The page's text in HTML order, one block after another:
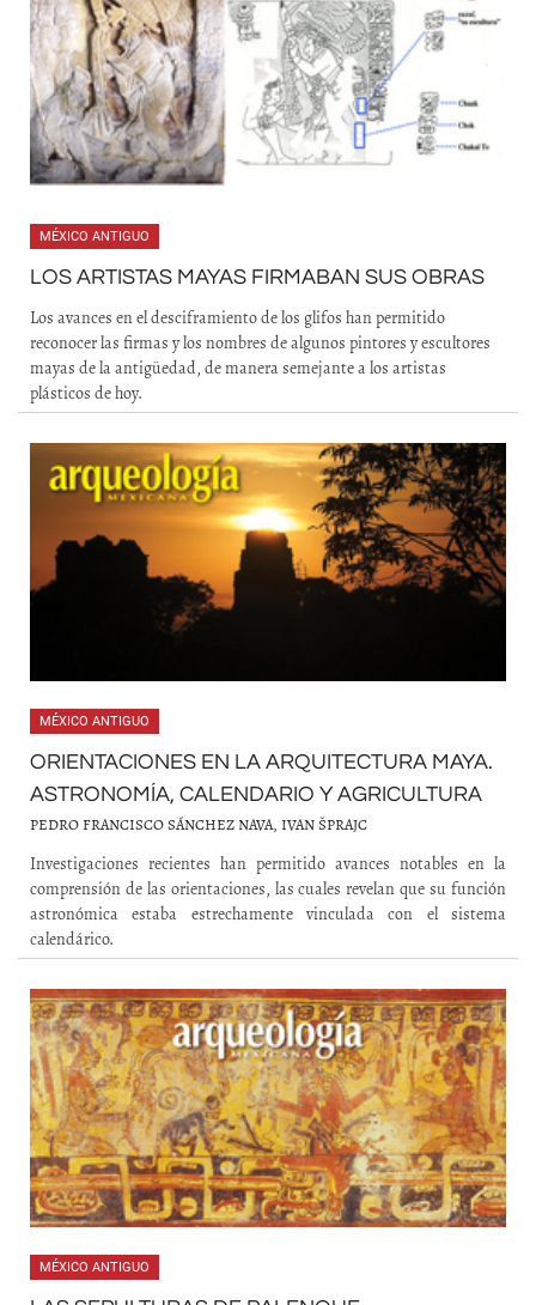
MÉXICO ANTIGUO
LOS ARTISTAS MAYAS FIRMABAN SUS OBRAS
Los avances en el desciframiento de los glifos han permitido
reconocer las firmas y los nombres de algunos pintores y escultores
mayas de la antigüedad, de manera semejante a los artistas
plásticos de hoy.
MÉXICO ANTIGUO
ORIENTACIONES EN LA ARQUITECTURA MAYA.
ASTRONOMÍA, CALENDARIO Y AGRICULTURA
PEDRO FRANCISCO SÁNCHEZ NAVA, IVAN ŠPRAJC
Investigaciones recientes han permitido avances notables en la
comprensión de las orientaciones, las cuales revelan que su función
astronómica estaba estrechamente vinculada con el sistema
calendárico.
MÉXICO ANTIGUO